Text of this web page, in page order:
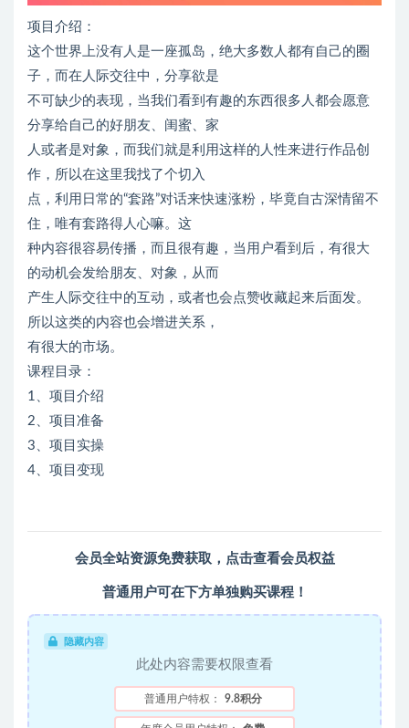
项目介绍：
这个世界上没有人是一座孤岛，绝大多数人都有自己的圈
子，而在人际交往中，分享欲是
不可缺少的表现，当我们看到有趣的东西很多人都会愿意
分享给自己的好朋友、闺蜜、家
人或者是对象，而我们就是利用这样的人性来进行作品创
作，所以在这里我找了个切入
点，利用日常的“套路”对话来快速涨粉，毕竟自古深情留不
住，唯有套路得人心嘛。这
种内容很容易传播，而且很有趣，当用户看到后，有很大
的动机会发给朋友、对象，从而
产生人际交往中的互动，或者也会点赞收藏起来后面发。
所以这类的内容也会增进关系，
有很大的市场。
课程目录：
1 、项目介绍
2 、项目准备
3 、项目实操
4、项目变现
会员全站资源免费获取， 点击查看会员权益
普通用户可在下方单独购买课程！
隐藏内容
此处内容需要权限查看
普通用户特权： 9.8积分